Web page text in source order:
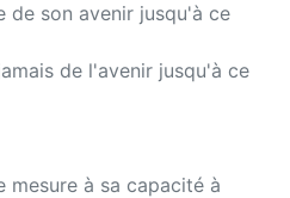
de son avenir jusqu'à ce
de l'avenir jusqu'à ce
mesure à sa capacité à